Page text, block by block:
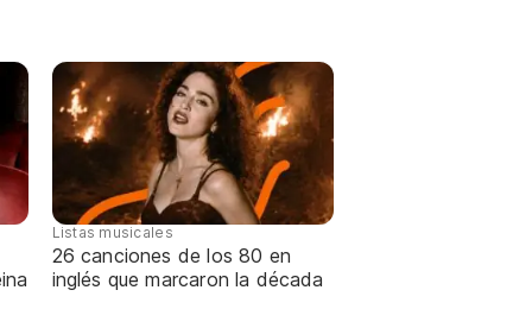
Listas musicales
26 canciones de los 80 en
inglés que marcaron la década